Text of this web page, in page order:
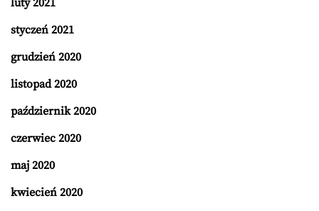
styczeń 2021
grudzień 2020
listopad 2020
październik 2020
czerwiec 2020
maj 2020
kwiecień 2020